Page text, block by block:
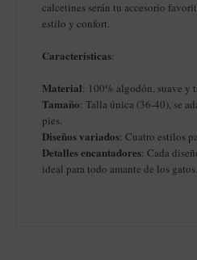
calcetines serán tu accesorio
estilo y confort.
Características:
Material: 100% algodón, suave y
Tamaño: Talla única (36-40), se
pies.
Diseños variados: Cuatro estilos
Detalles encantadores: Cada
ideal para todo amante de los gatos.